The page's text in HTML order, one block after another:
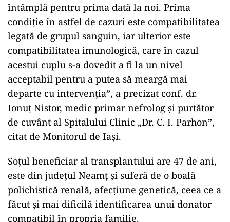
întâmplă pentru prima dată la noi. Prima
condiție în astfel de cazuri este compatibilitatea
legată de grupul sanguin, iar ulterior este
compatibilitatea imunologică, care în cazul
acestui cuplu s-a dovedit a fi la un nivel
acceptabil pentru a putea să meargă mai
departe cu intervenția”, a precizat conf. dr.
Ionuț Nistor, medic primar nefrolog și purtător
de cuvânt al Spitalului Clinic „Dr. C. I. Parhon”,
citat de Monitorul de Iași.
Soțul beneficiar al transplantului are 47 de ani,
este din județul Neamț și suferă de o boală
polichistică renală, afecțiune genetică, ceea ce a
făcut și mai dificilă identificarea unui donator
compatibil în propria familie.